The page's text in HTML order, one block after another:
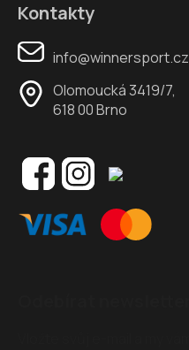
Kontakty
info@winnersport.cz
Olomoucká 3419/7,
618 00 Brno